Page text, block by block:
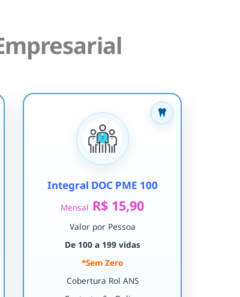
Integral DOC PME 100
Mensal R$ 15,90
Valor por Pessoa
De 100 a 199 vidas
*Sem Zero
Cobertura Rol ANS